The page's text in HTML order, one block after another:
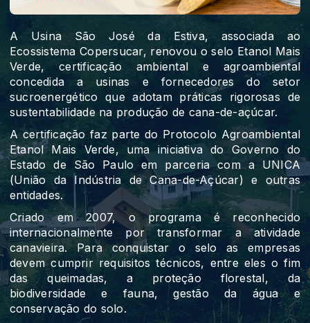
A Usina São José da Estiva, associada ao
Ecossistema Copersucar, renovou o selo Etanol Mais
Verde, certificação ambiental e agroambiental
concedida a usinas e fornecedores do setor
sucroenergético que adotam práticas rigorosas de
sustentabilidade na produção de cana-de-açúcar.
A certificação faz parte do Protocolo Agroambiental
Etanol Mais Verde, uma iniciativa do Governo do
Estado de São Paulo em parceria com a UNICA
(União da Indústria de Cana-de-Açúcar) e outras
entidades.
Criado em 2007, o programa é reconhecido
internacionalmente por transformar a atividade
canavieira. Para conquistar o selo as empresas
devem cumprir requisitos técnicos, entre eles o fim
das queimadas, a proteção florestal, da
biodiversidade e fauna, gestão da água e
conservação do solo.